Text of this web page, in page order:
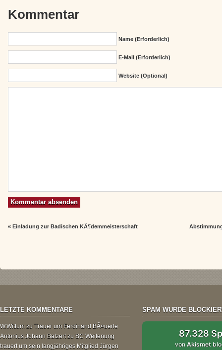
Kommentar
Name (erforderlich)
E-Mail (erforderlich)
Website (Optional)
«Einladung zur Badischen KÃ¶demmeisterschaft
LETZTE KOMMENTARE
W.Wittum zu Trauer um Ferdinand BÃ¤uerle
Antonius Johann Balzertzu SC Weitenung
trauert um sein langjähriges Mitglied Jürgen
SPAM WURDE
87.328
vonAkismet